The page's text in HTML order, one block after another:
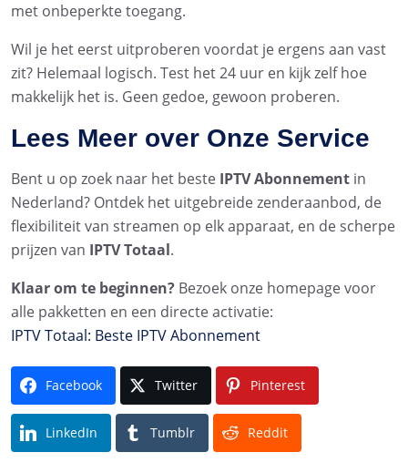
met onbeperkte toegang.
Wil je het eerst uitproberen voordat je ergens aan vast
zit? Helemaal logisch. Test het 24 uur en kijk zelf hoe
makkelijk het is. Geen gedoe, gewoon proberen.
Lees Meer over Onze Service
Bent u op zoek naar het beste IPTV Abonnement in
Nederland? Ontdek het uitgebreide zenderaanbod, de
flexibiliteit van streamen op elk apparaat, en de scherpe
prijzen van IPTV Totaal.
Klaar om te beginnen? Bezoek onze homepage voor
alle pakketten en een directe activatie:
IPTV Totaal: Beste IPTV Abonnement
Facebook Twitter Pinterest
LinkedIn Tumblr Reddit